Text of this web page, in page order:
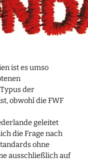
ist es umso
der
obwohl die FWF
geleitet
die Frage nach
ohne
ausschließlich auf